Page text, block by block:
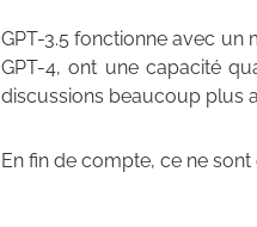
GPT-3.5 fonctionne avec un
GPT-4, ont une capacité
discussions beaucoup plus
En fin de compte, ce ne